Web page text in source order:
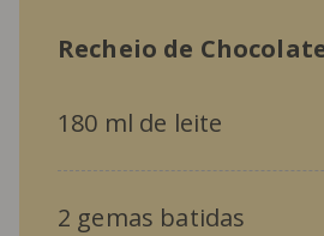
Recheio de
180 ml de leite
2 gemas batidas